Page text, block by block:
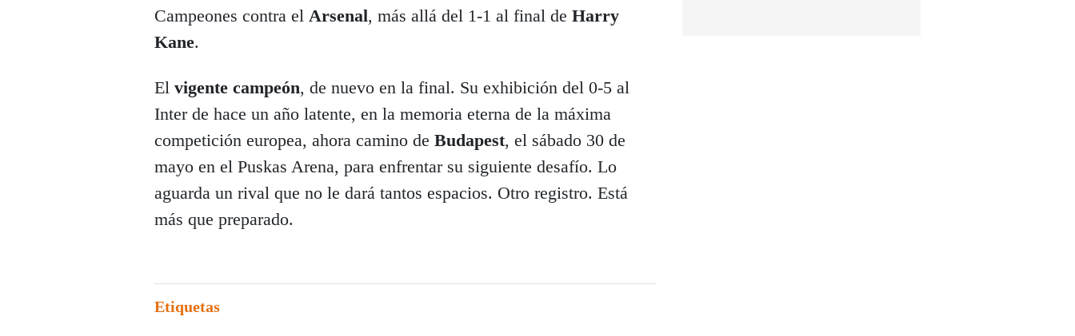
Campeones contra el Arsenal, más allá del 1-1 al final de Harry
Kane.
El vigente campeón, de nuevo en la final. Su exhibición del 0-5 al
Inter de hace un año latente, en la memoria eterna de la máxima
competición europea, ahora camino de Budapest, el sábado 30 de
mayo en el Puskas Arena, para enfrentar su siguiente desafío. Lo
aguarda un rival que no le dará tantos espacios. Otro registro. Está
más que preparado.
Etiquetas